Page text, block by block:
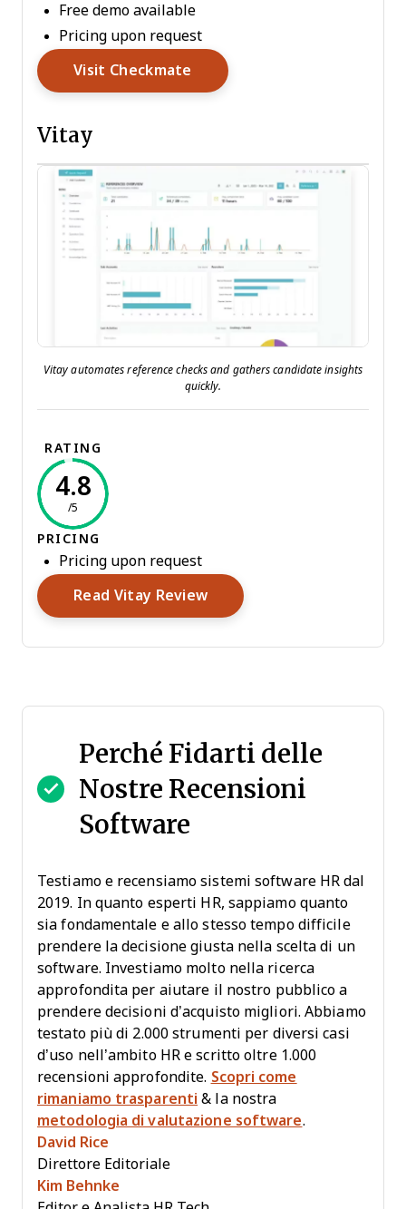
Free demo available
Pricing upon request
Visit Checkmate Opens New Window
Vitay
Vitay automates reference checks and gathers candidate insights
quickly.
RATING
4.8
/5
PRICING
Pricing upon request
Read Vitay ReviewOpens New Window
Perché Fidarti delle
Nostre Recensioni
Software
Testiamo e recensiamo sistemi software HR dal
2019. In quanto esperti HR, sappiamo quanto
sia fondamentale e allo stesso tempo difficile
prendere la decisione giusta nella scelta di un
software. Investiamo molto nella ricerca
approfondita per aiutare il nostro pubblico a
prendere decisioni d’acquisto migliori. Abbiamo
testato più di 2.000 strumenti per diversi casi
d’uso nell’ambito HR e scritto oltre 1.000
recensioni approfondite. Scopri come
rimaniamo trasparenti & la nostra
metodologia di valutazione software.
David Rice
Direttore Editoriale
Kim Behnke